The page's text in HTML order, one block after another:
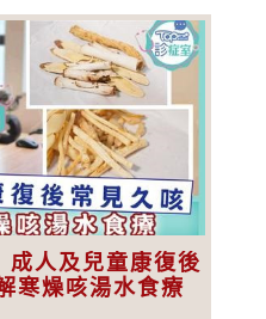
成人及兒童康復後
寒燥咳湯水食療